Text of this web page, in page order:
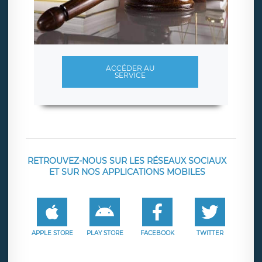
ACCÉDER AU
SERVICE
RETROUVEZ-NOUS SUR LES RÉSEAUX SOCIAUX
ET SUR NOS APPLICATIONS MOBILES
APPLE STORE PLAY STORE FACEBOOK TWITTER